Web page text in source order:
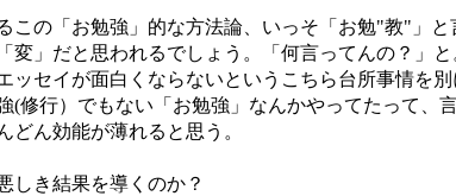
の「お勉強」的な方法論、いっそ「お勉"教"」
変」だと思われるでしょう。「何言ってんの？」
ッセイが面白くならないというこちら台所事情を
(修行）でもない「お勉強」なんかやってたって、
どん効能が薄れると思う。
しき結果を導くのか？